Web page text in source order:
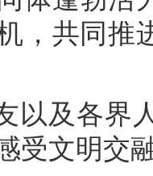
，共同推
以及各界
受文明交